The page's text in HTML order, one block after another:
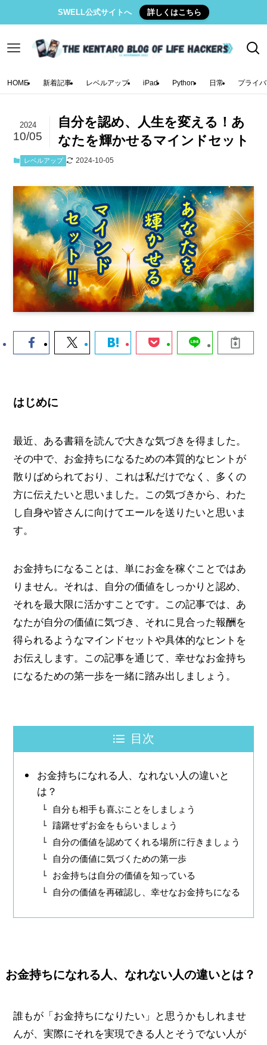
SWELL公式サイトへ 詳しくはこちら
HOME 新着記事 レベルアップ iPad Python 日常 プライ
自分を認め、人生を変える！あ
なたを輝かせるマインドセット
2024
10/05
レベルアップ 2024-10-05
はじめに
最近、ある書籍を読んで大きな気づきを得ました。
その中で、お金持ちになるための本質的なヒントが
散りばめられており、これは私だけでなく、多くの
方に伝えたいと思いました。この気づきから、わた
し自身や皆さんに向けてエールを送りたいと思いま
す。
お金持ちになることは、単にお金を稼ぐことではあ
りません。それは、自分の価値をしっかりと認め、
それを最大限に活かすことです。この記事では、あ
なたが自分の価値に気づき、それに見合った報酬を
得られるようなマインドセットや具体的なヒントを
お伝えします。この記事を通じて、幸せなお金持ち
になるための第一歩を一緒に踏み出しましょう。
目次
お金持ちになれる人、なれない人の違いと
は？
自分も相手も喜ぶことをしましょう
躊躇せずお金をもらいましょう
自分の価値を認めてくれる場所に行きましょう
自分の価値に気づくための第一歩
お金持ちは自分の価値を知っている
自分の価値を再確認し、幸せなお金持ちになる
お金持ちになれる人、なれない人の違いとは？
誰もが「お金持ちになりたい」と思うかもしれませ
んが、実際にそれを実現できる人とそうでない人が